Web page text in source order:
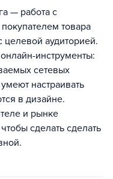
— работа с
товара
аудиторией.
инструменты:
сетевых
настраивать
в дизайне.
и рынке
сделать сделать